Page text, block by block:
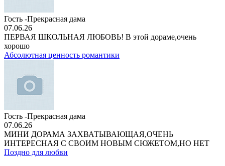
Гость -Прекрасная дама
07.06.26
ПЕРВАЯ ШКОЛЬНАЯ ЛЮБОВЬ! В этой дораме,очень
хорошо
Абсолютная ценность романтики
Гость -Прекрасная дама
07.06.26
МИНИ ДОРАМА ЗАХВАТЫВАЮЩАЯ,ОЧЕНЬ
ИНТЕРЕСНАЯ С СВОИМ НОВЫМ СЮЖЕТОМ,НО НЕТ
Поздно для любви